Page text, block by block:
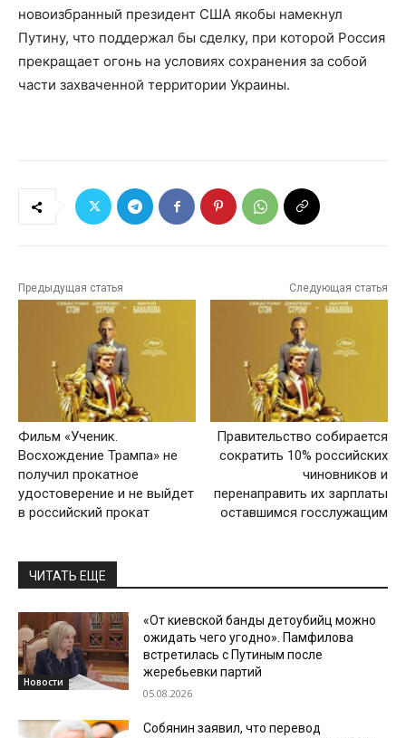
новоизбранный президент США якобы намекнул
Путину, что поддержал бы сделку, при которой Россия
прекращает огонь на условиях сохранения за собой
части захваченной территории Украины.
Предыдущая статья
Фильм «Ученик.
Восхождение Трампа» не
получил прокатное
удостоверение и не выйдет
в российский прокат
Следующая статья
Правительство собирается
сократить 10% российских
чиновников и
перенаправить их зарплаты
оставшимся госслужащим
ЧИТАТЬ ЕЩЕ
Новости
«От киевской банды детоубийц можно
ожидать чего угодно». Памфилова
встретилась с Путиным после
жеребьевки партий
05.08.2026
Собянин заявил, что перевод